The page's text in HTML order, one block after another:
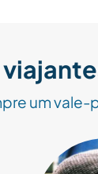
um vale-